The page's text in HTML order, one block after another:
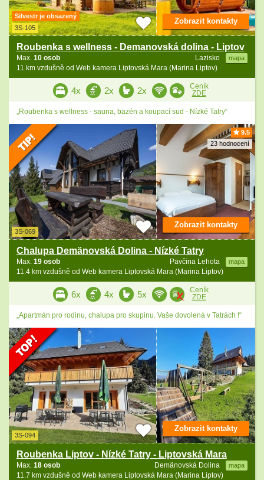
Silvestr je obsazený
3S-105
Roubenka s wellness - Demanovská dolina - Liptov
Lazisko mapa
Max. 10 osob
11 km vzdušně od Web kamera Liptovská Mara (Marina Liptov)
Zobrazit kontakty
4x 2x 2x
Ceník
ZDE
„Roubenka s wellness - sauna, bazén a koupací sud - Nízké Tatry“
9.5
23 hodnocení
3S-069
Chalupa Demänovská Dolina - Nízké Tatry
Pavčina Lehota mapa
Max. 19 osob
11.4 km vzdušně od Web kamera Liptovská Mara (Marina Liptov)
Zobrazit kontakty
6x 4x 5x
Ceník
ZDE
„Apartmán pro rodinu, chalupa pro skupinu. Vaše dovolená v Tatrách !“
3S-094
Roubenka Liptov - Nízké Tatry - Liptovská Mara
Demänovská Dolina mapa
Max. 18 osob
11.7 km vzdušně od Web kamera Liptovská Mara (Marina Liptov)
Zobrazit kontakty